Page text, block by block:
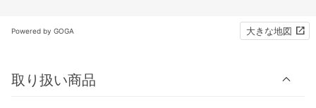
Powered by GOGA 大きな地図
取り扱い商品